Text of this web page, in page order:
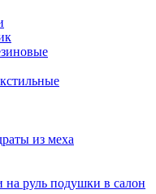
из меха
на руль подушки в салон